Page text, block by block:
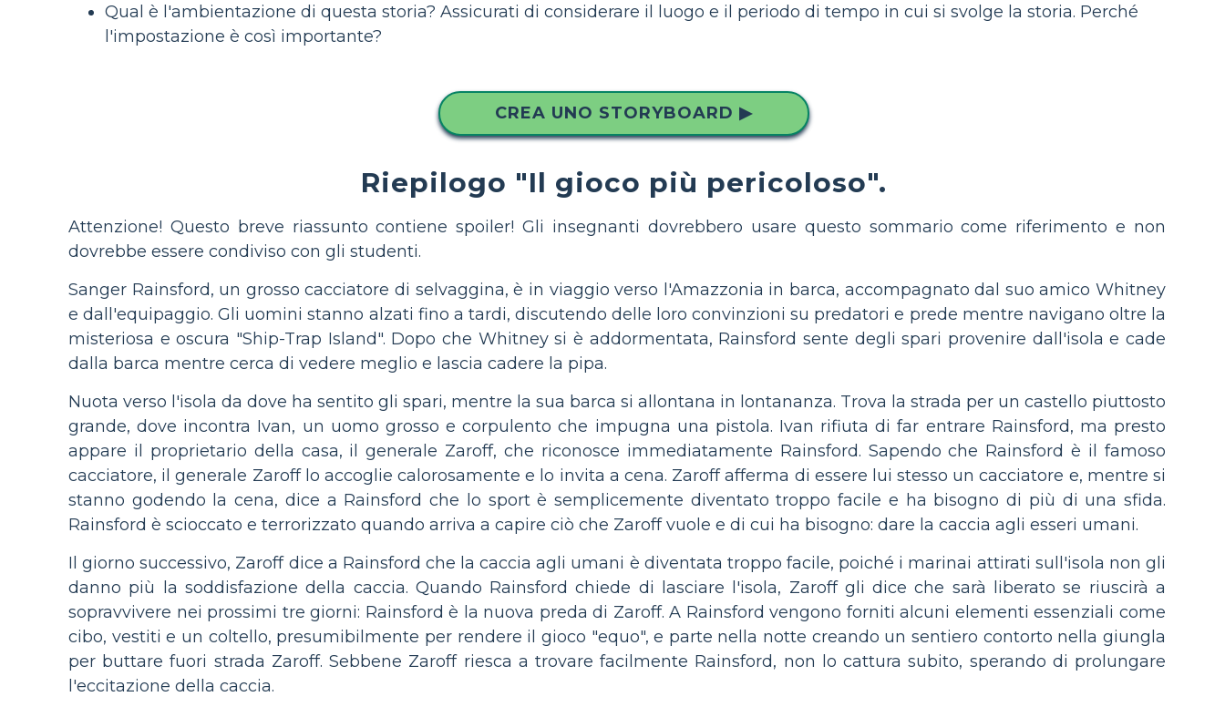
Qual è l'ambientazione di questa storia? Assicurati di considerare il luogo e il periodo di tempo in cui si svolge la storia. Perché
l'impostazione è così importante?
CREA UNO STORYBOARD ▶
Riepilogo "Il gioco più pericoloso".
Attenzione! Questo breve riassunto contiene spoiler! Gli insegnanti dovrebbero usare questo sommario come riferimento e non
dovrebbe essere condiviso con gli studenti.
Sanger Rainsford, un grosso cacciatore di selvaggina, è in viaggio verso l'Amazzonia in barca, accompagnato dal suo amico Whitney
e dall'equipaggio. Gli uomini stanno alzati fino a tardi, discutendo delle loro convinzioni su predatori e prede mentre navigano oltre la
misteriosa e oscura "Ship-Trap Island". Dopo che Whitney si è addormentata, Rainsford sente degli spari provenire dall'isola e cade
dalla barca mentre cerca di vedere meglio e lascia cadere la pipa.
Nuota verso l'isola da dove ha sentito gli spari, mentre la sua barca si allontana in lontananza. Trova la strada per un castello piuttosto
grande, dove incontra Ivan, un uomo grosso e corpulento che impugna una pistola. Ivan rifiuta di far entrare Rainsford, ma presto
appare il proprietario della casa, il generale Zaroff, che riconosce immediatamente Rainsford. Sapendo che Rainsford è il famoso
cacciatore, il generale Zaroff lo accoglie calorosamente e lo invita a cena. Zaroff afferma di essere lui stesso un cacciatore e, mentre si
stanno godendo la cena, dice a Rainsford che lo sport è semplicemente diventato troppo facile e ha bisogno di più di una sfida.
Rainsford è scioccato e terrorizzato quando arriva a capire ciò che Zaroff vuole e di cui ha bisogno: dare la caccia agli esseri umani.
Il giorno successivo, Zaroff dice a Rainsford che la caccia agli umani è diventata troppo facile, poiché i marinai attirati sull'isola non gli
danno più la soddisfazione della caccia. Quando Rainsford chiede di lasciare l'isola, Zaroff gli dice che sarà liberato se riuscirà a
sopravvivere nei prossimi tre giorni: Rainsford è la nuova preda di Zaroff. A Rainsford vengono forniti alcuni elementi essenziali come
cibo, vestiti e un coltello, presumibilmente per rendere il gioco "equo", e parte nella notte creando un sentiero contorto nella giungla
per buttare fuori strada Zaroff. Sebbene Zaroff riesca a trovare facilmente Rainsford, non lo cattura subito, sperando di prolungare
l'eccitazione della caccia.